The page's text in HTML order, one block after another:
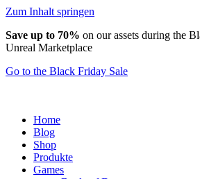
Zum Inhalt springen
Save up to 70% on our assets during the
Unreal Marketplace
Go to the Black Friday Sale
Home
Blog
Shop
Produkte
Games